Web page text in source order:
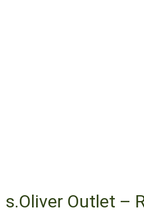
s.Oliver Outlet –